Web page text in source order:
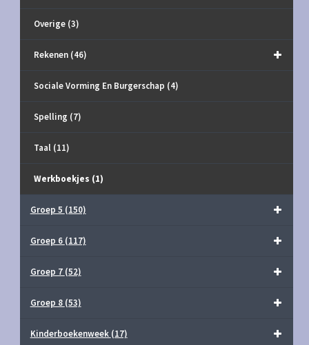
Overige (3)
Rekenen (46)
Sociale Vorming En Burgerschap (4)
Spelling (7)
Taal (11)
Werkboekjes (1)
Groep 5 (150)
Groep 6 (117)
Groep 7 (52)
Groep 8 (53)
Kinderboekenweek (17)